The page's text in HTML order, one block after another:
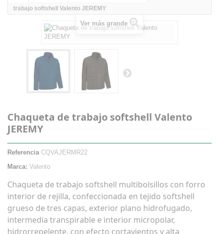
trabajo softshell Valento JEREMY
Ver más grande
Chaqueta de trabajo softshell Valento
JEREMY
Referencia CQVAJERMR22
Marca: Valento
Chaqueta de trabajo softshell multibolsillos con forro
interior de rejilla, confeccionada en tejido softshell
grueso de tres capas, exterior plano hidrofugado,
intermedia transpirable e interior micropolar,
hidrorrepelente, con efecto cortavientos y alta